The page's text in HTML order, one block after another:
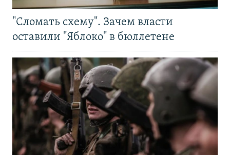
"Сломать схему". Зачем власти
оставили "Яблоко" в бюллетене